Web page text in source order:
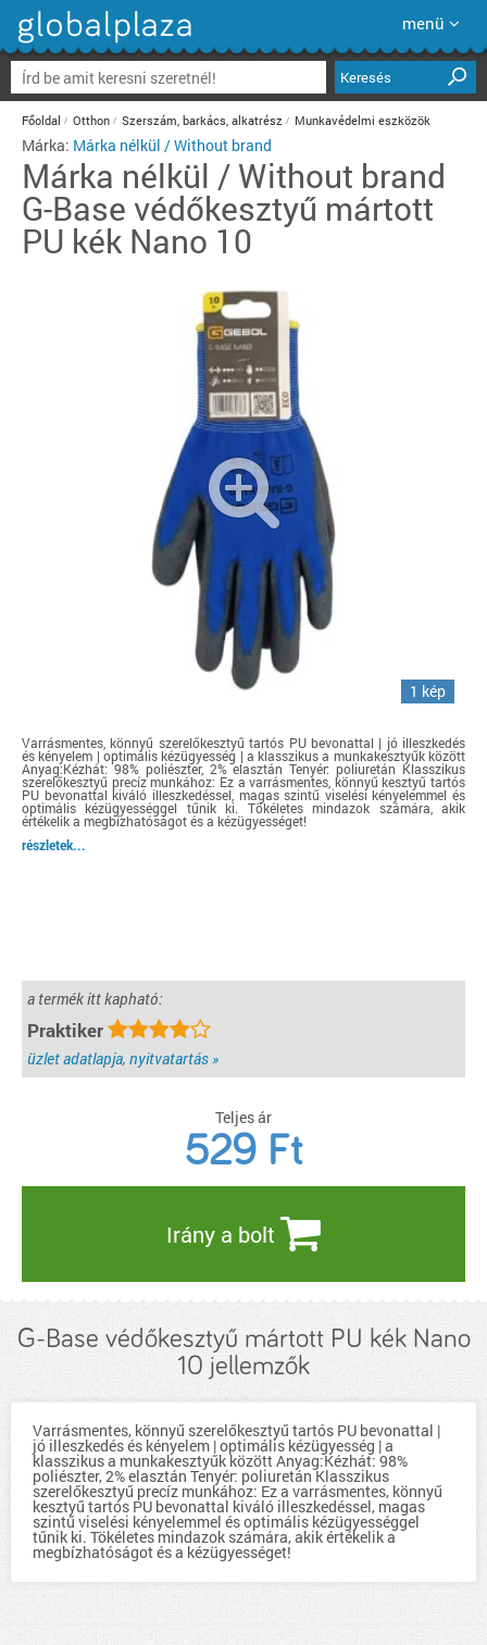
menü
Keresés
Főoldal Otthon Szerszám, barkács, alkatrész Munkavédelmi eszközök
Márka: Márka nélkül / Without brand
Márka nélkül / Without brand
G-Base védőkesztyű mártott
PU kék Nano 10
1 kép
Varrásmentes, könnyű szerelőkesztyű tartós PU bevonattal | jó illeszkedés
és kényelem | optimális kézügyesség | a klasszikus a munkakesztyűk között
Anyag:Kézhát: 98% poliészter, 2% elasztán Tenyér: poliuretán Klasszikus
szerelőkesztyű precíz munkához: Ez a varrásmentes, könnyű kesztyű tartós
PU bevonattal kiváló illeszkedéssel, magas szintű viselési kényelemmel és
optimális kézügyességgel tűnik ki. Tökéletes mindazok számára, akik
értékelik a megbízhatóságot és a kézügyességet!
részletek...
a termék itt kapható:
Praktiker
üzlet adatlapja, nyitvatartás »
Teljes ár
529 Ft
Irány a bolt
G-Base védőkesztyű mártott PU kék Nano
10 jellemzők
Varrásmentes, könnyű szerelőkesztyű tartós PU bevonattal |
jó illeszkedés és kényelem | optimális kézügyesség | a
klasszikus a munkakesztyűk között Anyag:Kézhát: 98%
poliészter, 2% elasztán Tenyér: poliuretán Klasszikus
szerelőkesztyű precíz munkához: Ez a varrásmentes, könnyű
kesztyű tartós PU bevonattal kiváló illeszkedéssel, magas
szintű viselési kényelemmel és optimális kézügyességgel
tűnik ki. Tökéletes mindazok számára, akik értékelik a
megbízhatóságot és a kézügyességet!